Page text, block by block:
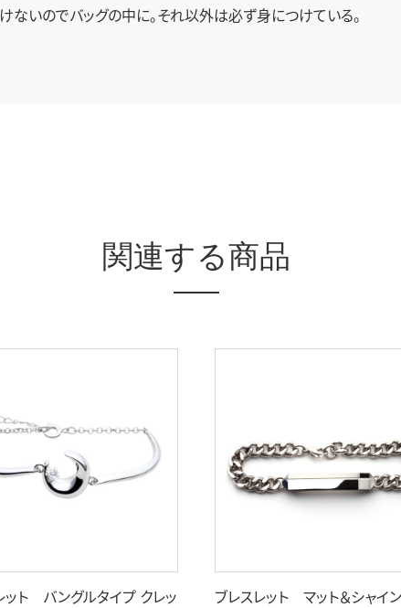
ないのでバッグの中に。それ以外は必ず身につけている。
関連する商品
ット バングルタイプ クレッ
ブレスレット マット＆シャイ